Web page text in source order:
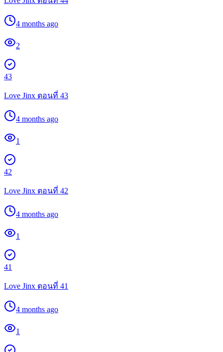
4 months ago
2
43
Love Jinx ตอนที่ 43
4 months ago
1
42
Love Jinx ตอนที่ 42
4 months ago
1
41
Love Jinx ตอนที่ 41
4 months ago
1